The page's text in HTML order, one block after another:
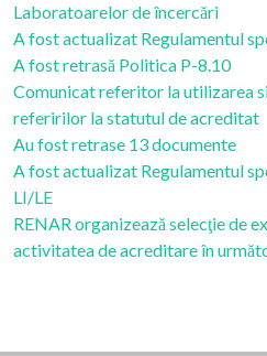
Laboratoarelor de încercări
A fost actualizat Regulamentul
A fost retrasă Politica P-8.10
Comunicat referitor la utilizarea
referirilor la statutul de acreditat
Au fost retrase 13 documente
A fost actualizat Regulamentul
LI/LE
RENAR organizează selecţie de
activitatea de acreditare în